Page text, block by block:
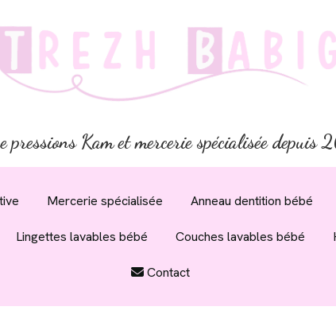
pressions Kam et mercerie spécialisée
Mercerie spécialisée Anneau dentition bébé
Lingettes lavables bébé Couches lavables bébé
Contact